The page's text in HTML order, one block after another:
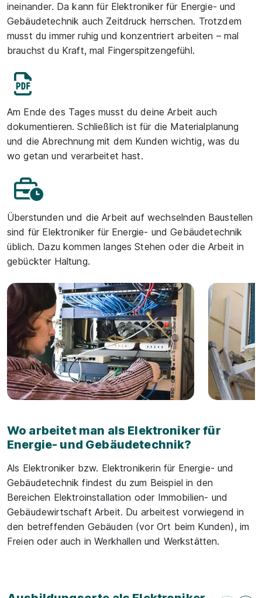
ineinander. Da kann für Elektroniker für Energie- und
Gebäudetechnik auch Zeitdruck herrschen. Trotzdem
musst du immer ruhig und konzentriert arbeiten – mal
brauchst du Kraft, mal Fingerspitzengefühl.
Am Ende des Tages musst du deine Arbeit auch
dokumentieren. Schließlich ist für die Materialplanung
und die Abrechnung mit dem Kunden wichtig, was du
wo getan und verarbeitet hast.
Überstunden und die Arbeit auf wechselnden Baustellen
sind für Elektroniker für Energie- und Gebäudetechnik
üblich. Dazu kommen langes Stehen oder die Arbeit in
gebückter Haltung.
Wo arbeitet man als Elektroniker für
Energie- und Gebäudetechnik?
Als Elektroniker bzw. Elektronikerin für Energie- und
Gebäudetechnik findest du zum Beispiel in den
Bereichen Elektroinstallation oder Immobilien- und
Gebäudewirtschaft Arbeit. Du arbeitest vorwiegend in
den betreffenden Gebäuden (vor Ort beim Kunden), im
Freien oder auch in Werkhallen und Werkstätten.